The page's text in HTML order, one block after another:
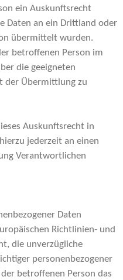
ein Auskunftsrecht
Daten an ein Drittland oder
übermittelt wurden.
betroffenen Person im
die geeigneten
der Übermittlung zu
Auskunftsrecht in
jederzeit an einen
Verantwortlichen
Daten
Richtlinien- und
die unverzügliche
personenbezogener
betroffenen Person das